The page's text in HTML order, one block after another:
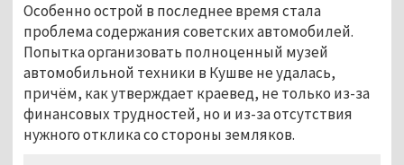
Особенно острой в последнее время стала
проблема содержания советских автомобилей.
Попытка организовать полноценный музей
автомобильной техники в Кушве не удалась,
причём, как утверждает краевед, не только из-за
финансовых трудностей, но и из-за отсутствия
нужного отклика со стороны земляков.